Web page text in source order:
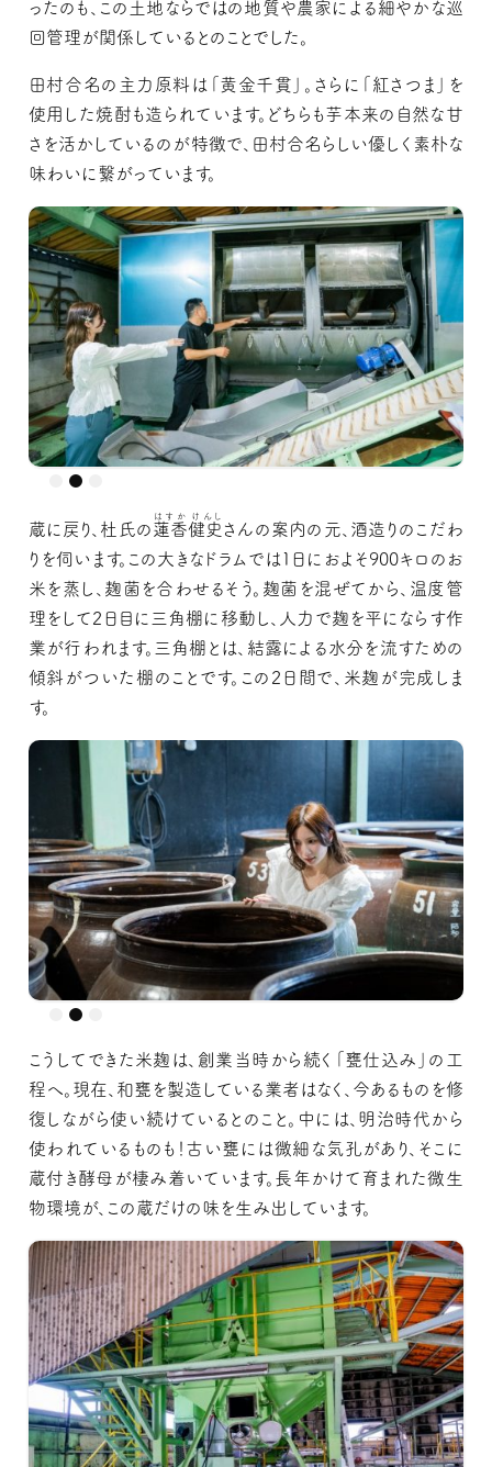
ったのも、この土地ならではの地質や農家による細やかな巡
回管理が関係しているとのことでした。
田村合名の主力原料は「黄金千貫」。さらに「紅さつま」を
使用した焼酎も造られています。どちらも芋本来の自然な甘
さを活かしているのが特徴で、田村合名らしい優しく素朴な
味わいに繋がっています。
蔵に戻り、杜氏の蓮香健史
はすか けんし
さんの案内の元、酒造りのこだわ
りを伺います。この大きなドラムでは1日におよそ900キロのお
米を蒸し、麹菌を合わせるそう。麹菌を混ぜてから、温度管
理をして2日目に三角棚に移動し、人力で麹を平にならす作
業が行われます。三角棚とは、結露による水分を流すための
傾斜がついた棚のことです。この2日間で、米麹が完成しま
す。
こうしてできた米麹は、創業当時から続く「甕仕込み」の工
程へ。現在、和甕を製造している業者はなく、今あるものを修
復しながら使い続けているとのこと。中には、明治時代から
使われているものも！古い甕には微細な気孔があり、そこに
蔵付き酵母が棲み着いています。長年かけて育まれた微生
物環境が、この蔵だけの味を生み出しています。